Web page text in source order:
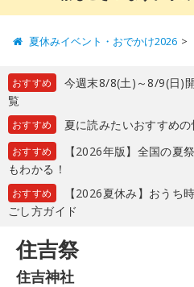
夏休みイベント・おでかけ2026
おすすめ
今週末8/8(土)～8/9(日)
覧
おすすめ 夏に読みたいおすすめ
おすすめ
【2026年版】全国の夏
もわかる！
おすすめ
【2026夏休み】おうち
ごし方ガイド
住吉祭
住吉神社